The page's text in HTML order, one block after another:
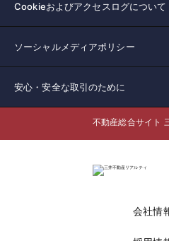
Cookieおよびアクセスログについて
ソーシャルメディアポリシー
安心・安全な取引のために
不動産総合サイト
会社情